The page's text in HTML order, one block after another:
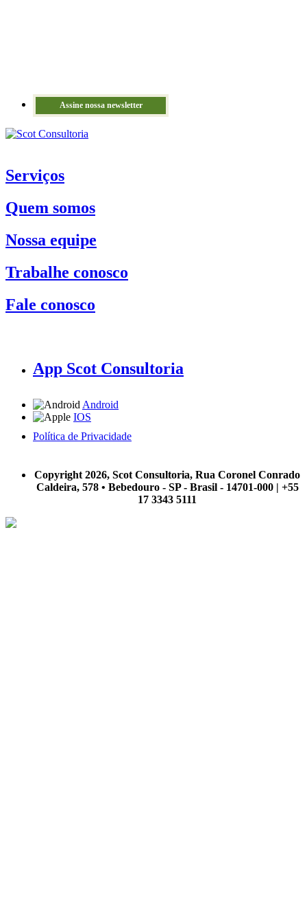
Assine nossa newsletter
Serviços
Quem somos
Nossa equipe
Trabalhe conosco
Fale conosco
App Scot Consultoria
Android
IOS
Política de Privacidade
Copyright 2026, Scot Consultoria, Rua Coronel Conrado
Caldeira, 578 • Bebedouro - SP - Brasil - 14701-000 | +55
17 3343 5111